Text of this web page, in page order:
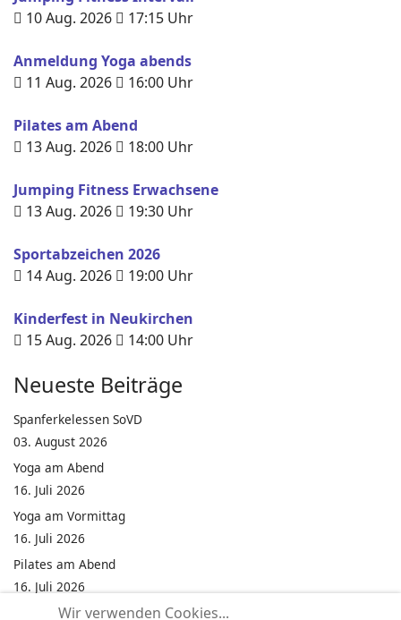
10 Aug. 2026
17:15 Uhr
Anmeldung Yoga abends
11 Aug. 2026
16:00 Uhr
Pilates am Abend
13 Aug. 2026
18:00 Uhr
Jumping Fitness Erwachsene
13 Aug. 2026
19:30 Uhr
Sportabzeichen 2026
14 Aug. 2026
19:00 Uhr
Kinderfest in Neukirchen
15 Aug. 2026
14:00 Uhr
Neueste Beiträge
Spanferkelessen SoVD
03. August 2026
Yoga am Abend
16. Juli 2026
Yoga am Vormittag
16. Juli 2026
Pilates am Abend
16. Juli 2026
Jumping Fitness Intervall
Wir verwenden Cookies...